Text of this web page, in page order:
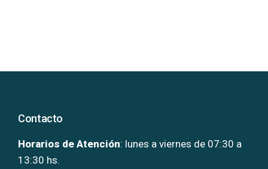
Contacto
Horarios de Atención: lunes a viernes de 07:30 a
13:30 hs.